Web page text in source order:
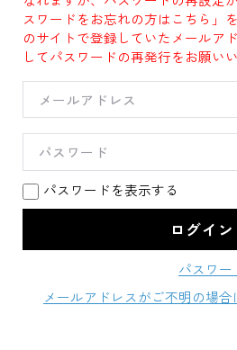
スワードをお忘れの方はこちら」
のサイトで登録していたメールア
してパスワードの再発行をお願い
パスワードを表示する
パスワー
メールアドレスがご不明の場